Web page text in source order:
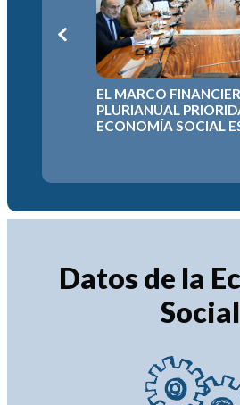
2030
EL MARCO
PLURIANUAL
ECONOMÍA SOCIAL
Datos de la
Social